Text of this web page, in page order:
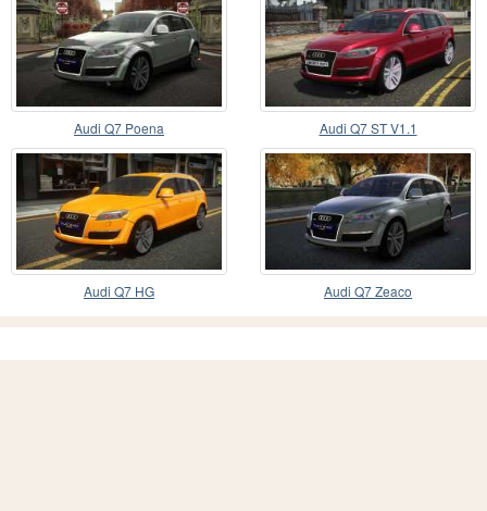
Audi Q7 Poena Audi Q7 ST V1.1
Audi Q7 HG Audi Q7 Zeaco